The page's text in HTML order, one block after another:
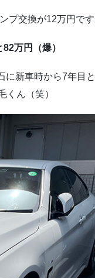
プ交換が12万円で
万円（爆）
新車時から7年目
ん（笑）